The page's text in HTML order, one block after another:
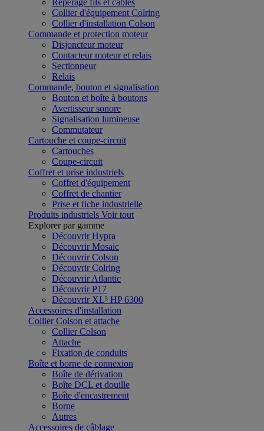
Repérage fils et câbles
Collier d'équipement Colring
Collier d'installation Colson
Commande et protection moteur
Disjoncteur moteur
Contacteur moteur et relais
Sectionneur
Relais
Commande, bouton et signalisation
Bouton et boîte à boutons
Avertisseur sonore
Signalisation lumineuse
Commutateur
Cartouche et coupe-circuit
Cartouches
Coupe-circuit
Coffret et prise industriels
Coffret d'équipement
Coffret de chantier
Prise et fiche industrielle
Produits industriels Voir tout
Explorer par gamme
Découvrir Hypra
Découvrir Mosaic
Découvrir Colson
Découvrir Colring
Découvrir Atlantic
Découvrir P17
Découvrir XL³ HP 6300
Accessoires d'installation
Collier Colson et attache
Collier Colson
Attache
Fixation de conduits
Boîte et borne de connexion
Boîte de dérivation
Boîte DCL et douille
Boîte d'encastrement
Borne
Autres
Accessoires de câblage